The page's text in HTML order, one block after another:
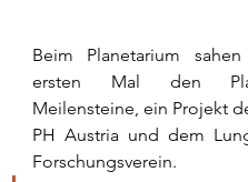
Beim Planetarium
ersten Mal den
Meilensteine, ein Projekt
PH Austria und dem
Forschungsverein.